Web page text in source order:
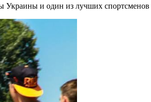
Украины и один из лучших